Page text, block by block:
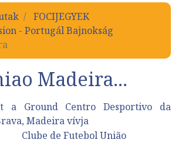
FOCIJEGYEK
- Portugál Bajnokság
Madeira...
a Ground Centro Desportivo da
Madeira vívja
Clube de Futebol União